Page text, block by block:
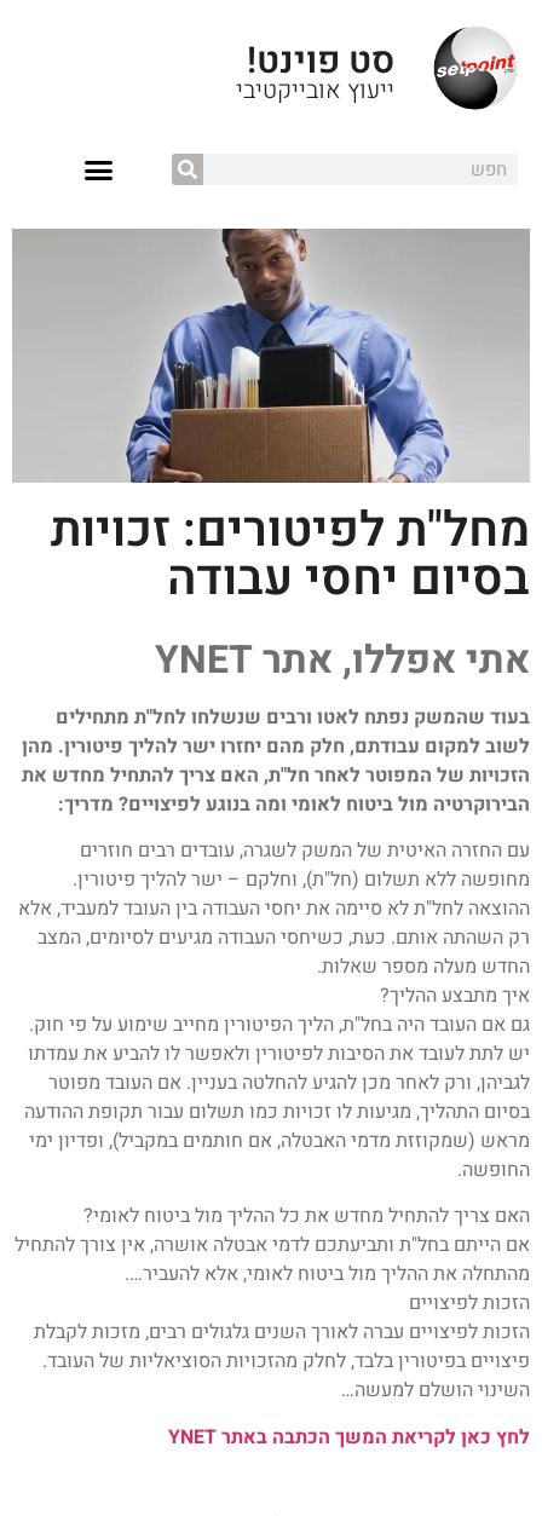
סט פוינט!
ייעוץ אובייקטיבי
מחל"ת לפיטורים: זכויות
בסיום יחסי עבודה
אתי אפללו, אתר YNET
בעוד שהמשק נפתח לאטו ורבים שנשלחו לחל"ת מתחילים
לשוב למקום עבודתם, חלק מהם יחזרו ישר להליך פיטורין. מהן
הזכויות של המפוטר לאחר חל"ת, האם צריך להתחיל מחדש את
הבירוקרטיה מול ביטוח לאומי ומה בנוגע לפיצויים? מדריך:
עם החזרה האיטית של המשק לשגרה, עובדים רבים חוזרים
מחופשה ללא תשלום (חל"ת), וחלקם – ישר להליך פיטורין.
ההוצאה לחל"ת לא סיימה את יחסי העבודה בין העובד למעביד, אלא
רק השהתה אותם. כעת, כשיחסי העבודה מגיעים לסיומים, המצב
החדש מעלה מספר שאלות.
איך מתבצע ההליך?
גם אם העובד היה בחל"ת, הליך הפיטורין מחייב שימוע על פי חוק.
יש לתת לעובד את הסיבות לפיטורין ולאפשר לו להביע את עמדתו
לגביהן, ורק לאחר מכן להגיע להחלטה בעניין. אם העובד מפוטר
בסיום התהליך, מגיעות לו זכויות כמו תשלום עבור תקופת ההודעה
מראש (שמקוזזת מדמי האבטלה, אם חותמים במקביל), ופדיון ימי
החופשה.
האם צריך להתחיל מחדש את כל ההליך מול ביטוח לאומי?
אם הייתם בחל"ת ותביעתכם לדמי אבטלה אושרה, אין צורך להתחיל
מהתחלה את ההליך מול ביטוח לאומי, אלא להעביר….
הזכות לפיצויים
הזכות לפיצויים עברה לאורך השנים גלגולים רבים, מזכות לקבלת
פיצויים בפיטורין בלבד, לחלק מהזכויות הסוציאליות של העובד.
השינוי הושלם למעשה…
לחץ כאן לקריאת המשך הכתבה באתר YNET